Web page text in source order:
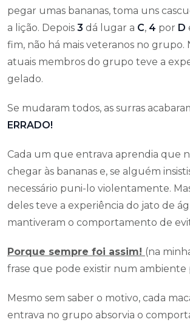
pegar umas bananas, toma uns
a lição. Depois 3 dá lugar a C, 4 por D
fim, não há mais veteranos no grupo.
atuais membros do grupo teve a
gelado.
Se mudaram todos, as surras
ERRADO!
Cada um que entrava aprendia que
chegar às bananas e, se alguém
necessário puni-lo violentamente.
deles teve a experiência do jato de
mantiveram o comportamento de
Porque sempre foi assim! (na
frase que pode existir num ambiente
Mesmo sem saber o motivo, cada
entrava no grupo absorvia o